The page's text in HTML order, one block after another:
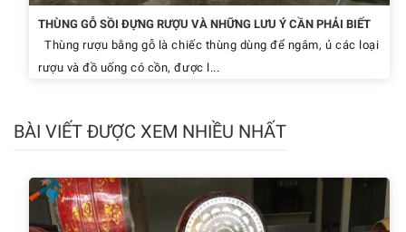
THÙNG GỖ SỒI ĐỰNG RƯỢU VÀ NHỮNG LƯU Ý CẦN PHẢI BIẾT
Thùng rượu bằng gỗ là chiếc thùng dùng để ngâm, ủ các loại
rượu và đồ uống có cồn, được l...
BÀI VIẾT ĐƯỢC XEM NHIỀU NHẤT